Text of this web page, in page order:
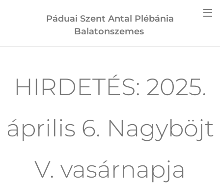
Páduai Szent Antal Plébánia
Balatonszemes
HIRDETÉS: 2025.
április 6. Nagyböjt
V. vasárnapja